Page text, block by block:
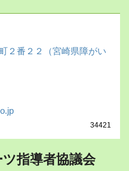
２番２２（宮崎県障がい
34421
指導者協議会